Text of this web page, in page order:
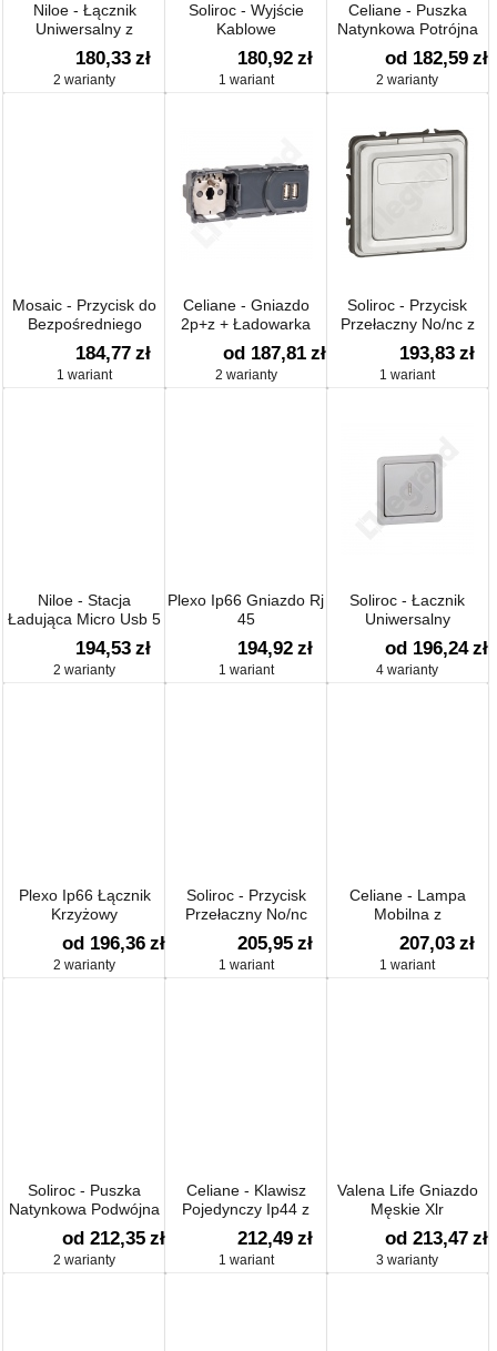
Niloe - Łącznik
Uniwersalny z
Automatycznym
Wyłączeniem
180,33 zł
2 warianty
Soliroc - Wyjście
Kablowe
180,92 zł
1 wariant
Celiane - Puszka
Natynkowa Potrójna
od 182,59 zł
2 warianty
Mosaic - Przycisk do
Bezpośredniego
Sterowania Roletami
Aluminiowy
184,77 zł
1 wariant
Celiane - Gniazdo
2p+z + Ładowarka
od 187,81 zł
2 warianty
Soliroc - Przycisk
Przełaczny No/nc z
Uchwytem Etykiety
193,83 zł
1 wariant
Niloe - Stacja
Ładująca Micro Usb 5
V + Usb 5 V - 2400 Ma
-
194,53 zł
2 warianty
Plexo Ip66 Gniazdo Rj
45
194,92 zł
1 wariant
Soliroc - Łacznik
Uniwersalny
od 196,24 zł
4 warianty
Plexo Ip66 Łącznik
Krzyżowy
od 196,36 zł
2 warianty
Soliroc - Przycisk
Przełaczny No/nc
205,95 zł
1 wariant
Celiane - Lampa
Mobilna z
Autonomicznym
Zasilaniem
207,03 zł
1 wariant
Soliroc - Puszka
Natynkowa Podwójna
od 212,35 zł
2 warianty
Celiane - Klawisz
Pojedynczy Ip44 z
Etykietą
212,49 zł
1 wariant
Valena Life Gniazdo
Męskie Xlr
od 213,47 zł
3 warianty